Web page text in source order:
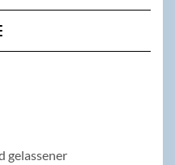
Navigation